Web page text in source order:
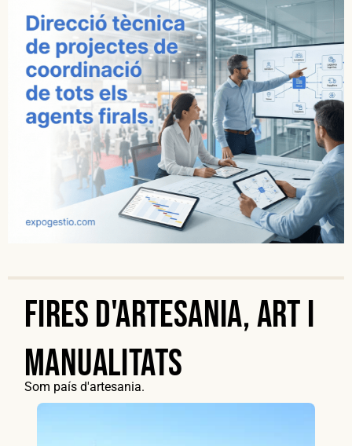
Fires d'artesania, art i
manualitats
Som país d'artesania.